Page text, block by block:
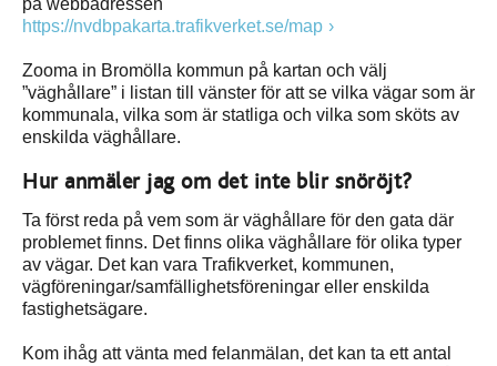
på webbadressen
https://nvdbpakarta.trafikverket.se/map
Zooma in Bromölla kommun på kartan och välj
”väghållare” i listan till vänster för att se vilka vägar som är
kommunala, vilka som är statliga och vilka som sköts av
enskilda väghållare.
Hur anmäler jag om det inte blir snöröjt?
Ta först reda på vem som är väghållare för den gata där
problemet finns. Det finns olika väghållare för olika typer
av vägar. Det kan vara Trafikverket, kommunen,
vägföreningar/samfällighetsföreningar eller enskilda
fastighetsägare.
Kom ihåg att vänta med felanmälan, det kan ta ett antal